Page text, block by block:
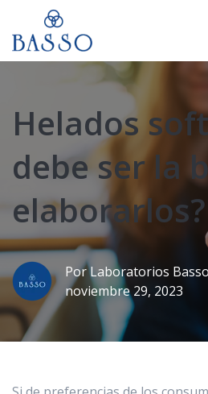
Helados
debe ser la
elaborarlos?
PorLaboratorios Basso
noviembre 29, 2023